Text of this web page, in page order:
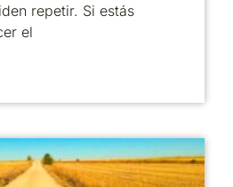
repetir. Si estás
el